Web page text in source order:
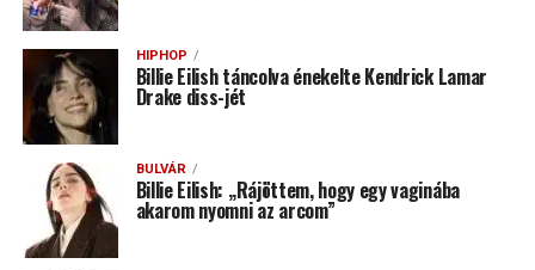
HIPHOP
Billie Eilish táncolva énekelte Kendrick Lamar
Drake diss-jét
BULVÁR
Billie Eilish: „Rájöttem, hogy egy vaginába
akarom nyomni az arcom”